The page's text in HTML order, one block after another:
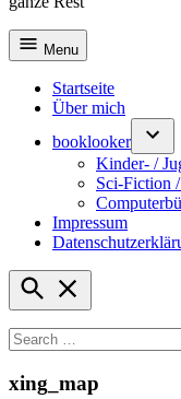
Menu
Startseite
Über mich
booklooker
Kinder- /
Sci-Fiction
Impressum
Open
Search
for:
xing_map